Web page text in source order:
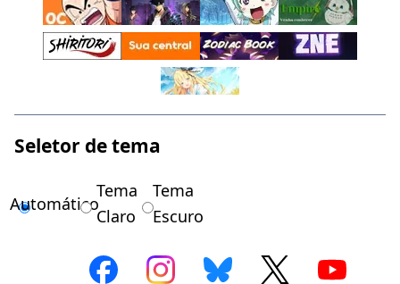
Seletor de tema
Automático
Tema
Claro
Tema
Escuro